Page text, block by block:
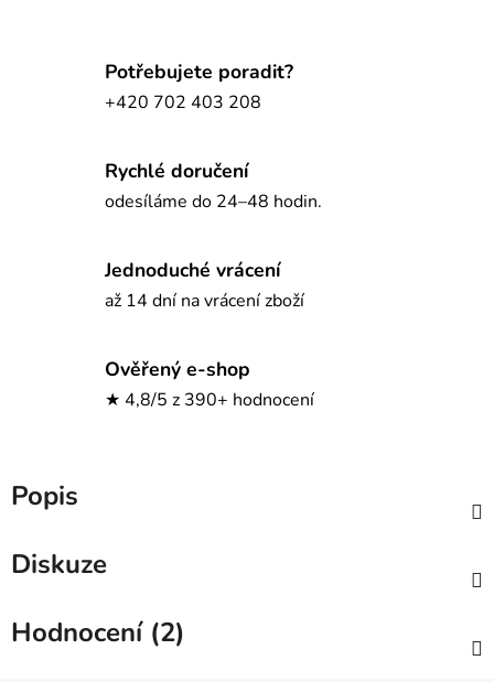
Potřebujete poradit?
+420 702 403 208
Rychlé doručení
odesíláme do 24–48 hodin.
Jednoduché vrácení
až 14 dní na vrácení zboží
Ověřený e-shop
★ 4,8/5 z 390+ hodnocení
Popis
Diskuze
Hodnocení (2)